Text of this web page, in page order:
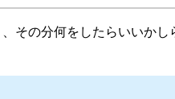
その分何をしたらいいか